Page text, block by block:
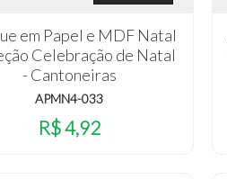
em Papel e MDF Natal
Celebração de Natal
- Cantoneiras
APMN4-033
R$ 4,92